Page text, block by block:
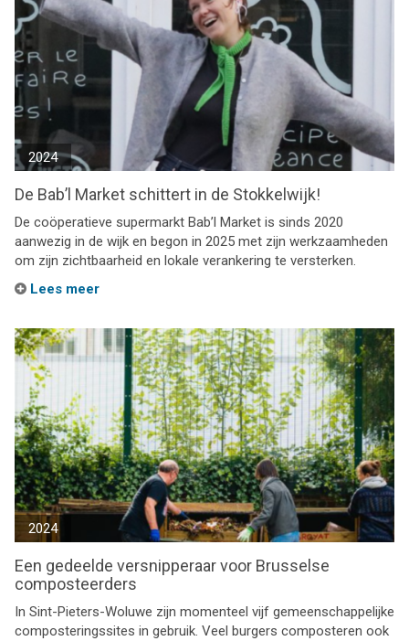
2024
De Bab’l Market schittert in de Stokkelwijk!
De coöperatieve supermarkt Bab’l Market is sinds 2020
aanwezig in de wijk en begon in 2025 met zijn werkzaamheden
om zijn zichtbaarheid en lokale verankering te versterken.
Lees meer
2024
Een gedeelde versnipperaar voor Brusselse
composteerders
In Sint-Pieters-Woluwe zijn momenteel vijf gemeenschappelijke
composteringssites in gebruik. Veel burgers composteren ook